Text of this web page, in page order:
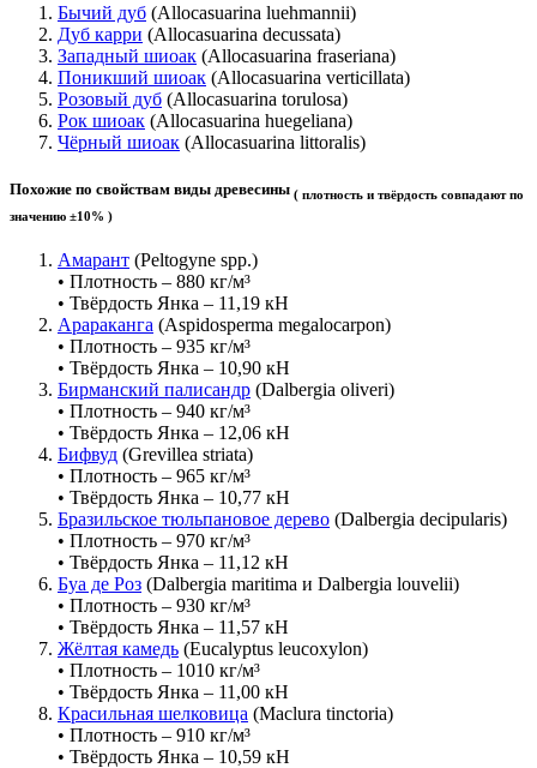
Бычий дуб (Allocasuarina luehmannii)
Дуб карри (Allocasuarina decussata)
Западный шиоак (Allocasuarina fraseriana)
Поникший шиоак (Allocasuarina verticillata)
Розовый дуб (Allocasuarina torulosa)
Рок шиоак (Allocasuarina huegeliana)
Чёрный шиоак (Allocasuarina littoralis)
Похожие по свойствам виды древесины ( плотность и твёрдость совпадают по
значению ±10% )
Амарант (Peltogyne spp.)
• Плотность – 880 кг/м³
• Твёрдость Янка – 11,19 кН
Арараканга (Aspidosperma megalocarpon)
• Плотность – 935 кг/м³
• Твёрдость Янка – 10,90 кН
Бирманский палисандр (Dalbergia oliveri)
• Плотность – 940 кг/м³
• Твёрдость Янка – 12,06 кН
Бифвуд (Grevillea striata)
• Плотность – 965 кг/м³
• Твёрдость Янка – 10,77 кН
Бразильское тюльпановое дерево (Dalbergia decipularis)
• Плотность – 970 кг/м³
• Твёрдость Янка – 11,12 кН
Буа де Роз (Dalbergia maritima и Dalbergia louvelii)
• Плотность – 930 кг/м³
• Твёрдость Янка – 11,57 кН
Жёлтая камедь (Eucalyptus leucoxylon)
• Плотность – 1010 кг/м³
• Твёрдость Янка – 11,00 кН
Красильная шелковица (Maclura tinctoria)
• Плотность – 910 кг/м³
• Твёрдость Янка – 10,59 кН